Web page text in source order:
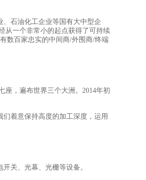
石油化工企业等国有大中型企
从一个非常小的起点获得了可持续
数百家忠实的中间商/外围商/终端
座，遍布世界三个大洲。2014年初
着意保持高度的加工深度，运用
关、光幕、光栅等设备。